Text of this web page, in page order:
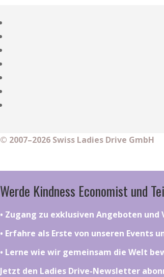
© 2007–2026 Swiss Ladies Drive GmbH
Werde Kindness Economist und
•⁠ ⁠⁠Zugang zu exklusiven Angeboten
•⁠ ⁠⁠Erfahre als Erste von unseren
•⁠ ⁠⁠Lerne wie wir gemeinsam die Welt
Jetzt den Ladies Drive-Newsletter